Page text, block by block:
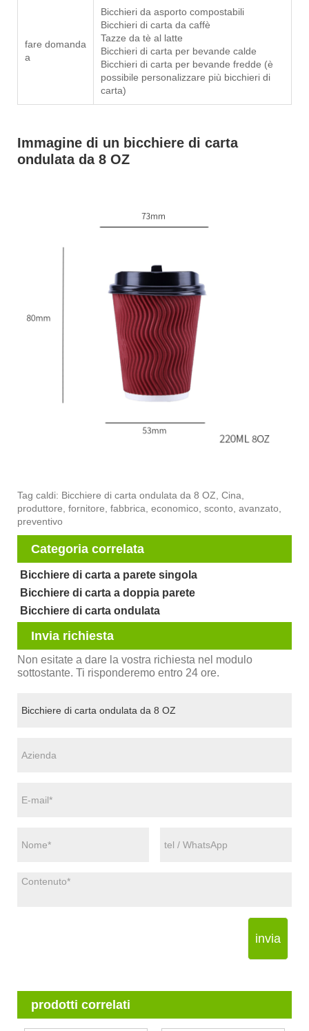
fare domanda
a
Bicchieri da asporto compostabili
Bicchieri di carta da caffè
Tazze da tè al latte
Bicchieri di carta per bevande calde
Bicchieri di carta per bevande fredde (è
possibile personalizzare più bicchieri di
carta)
Immagine di un bicchiere di carta
ondulata da 8 OZ
Tag caldi: Bicchiere di carta ondulata da 8 OZ, Cina,
produttore, fornitore, fabbrica, economico, sconto, avanzato,
preventivo
Categoria correlata
Bicchiere di carta a parete singola
Bicchiere di carta a doppia parete
Bicchiere di carta ondulata
Invia richiesta
Non esitate a dare la vostra richiesta nel modulo
sottostante. Ti risponderemo entro 24 ore.
invia
prodotti correlati